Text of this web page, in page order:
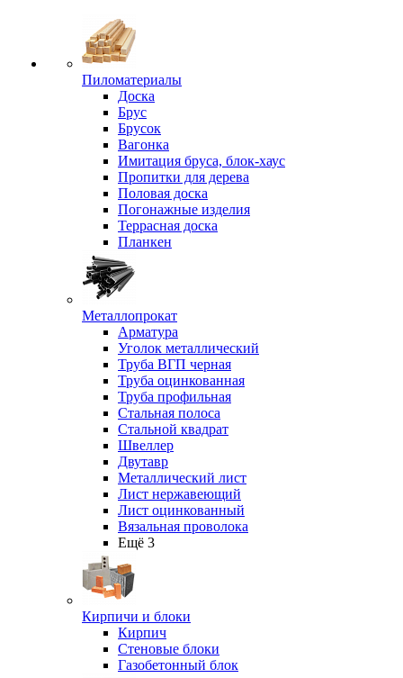
Пиломатериалы
Доска
Брус
Брусок
Вагонка
Имитация бруса, блок-хаус
Пропитки для дерева
Половая доска
Погонажные изделия
Террасная доска
Планкен
Металлопрокат
Арматура
Уголок металлический
Труба ВГП черная
Труба оцинкованная
Труба профильная
Стальная полоса
Стальной квадрат
Швеллер
Двутавр
Металлический лист
Лист нержавеющий
Лист оцинкованный
Вязальная проволока
Ещё 3
Кирпичи и блоки
Кирпич
Стеновые блоки
Газобетонный блок